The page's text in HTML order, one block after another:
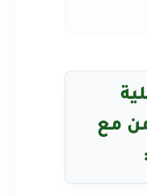
مع